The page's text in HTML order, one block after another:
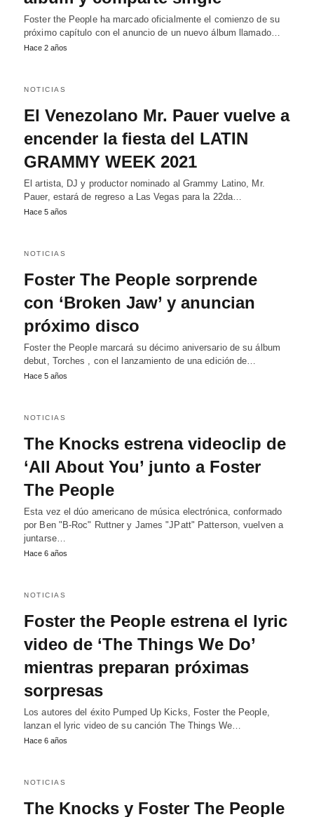
Foster the People ha marcado oficialmente el comienzo de su
próximo capítulo con el anuncio de un nuevo álbum llamado…
Hace 2 años
NOTICIAS
El Venezolano Mr. Pauer vuelve a
encender la fiesta del LATIN
GRAMMY WEEK 2021
El artista, DJ y productor nominado al Grammy Latino, Mr.
Pauer, estará de regreso a Las Vegas para la 22da…
Hace 5 años
NOTICIAS
Foster The People sorprende
con ‘Broken Jaw’ y anuncian
próximo disco
Foster the People marcará su décimo aniversario de su álbum
debut, Torches , con el lanzamiento de una edición de…
Hace 5 años
NOTICIAS
The Knocks estrena videoclip de
‘All About You’ junto a Foster
The People
Esta vez el dúo americano de música electrónica, conformado
por Ben "B-Roc" Ruttner y James "JPatt" Patterson, vuelven a
juntarse…
Hace 6 años
NOTICIAS
Foster the People estrena el lyric
video de ‘The Things We Do’
mientras preparan próximas
sorpresas
Los autores del éxito Pumped Up Kicks, Foster the People,
lanzan el lyric video de su canción The Things We…
Hace 6 años
NOTICIAS
The Knocks y Foster The People